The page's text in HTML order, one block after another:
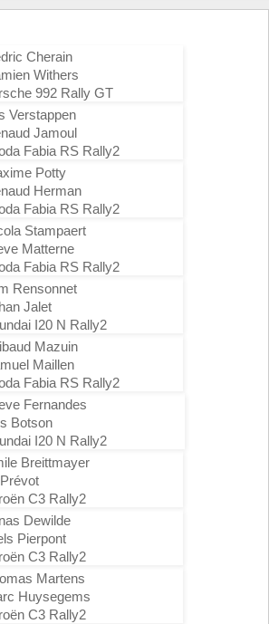
Cherain
Withers
992 Rally GT
Verstappen
Jamoul
Fabia RS Rally2
Potty
Herman
Fabia RS Rally2
Stampaert
Matterne
Fabia RS Rally2
Rensonnet
Jalet
I20 N Rally2
Mazuin
Maillen
Fabia RS Rally2
Fernandes
Botson
I20 N Rally2
Breittmayer
C3 Rally2
Dewilde
Pierpont
C3 Rally2
Martens
Huysegems
C3 Rally2